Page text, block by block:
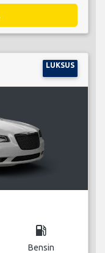
LUKSUS
local_gas_station
Bensin